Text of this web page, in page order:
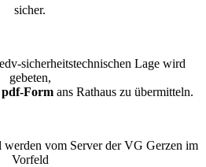
sicher.
sicherheitstechnischen Lage wird
gebeten,
Formans Rathaus zu übermitteln.
vom Server der VG Gerzen im
Vorfeld